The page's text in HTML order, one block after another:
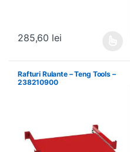
285,60 lei
Rafturi Rulante – Teng Tools –
238210900